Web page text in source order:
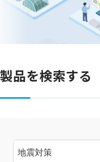
製品を検索する